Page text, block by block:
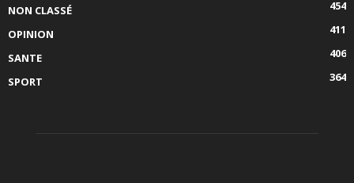
NON CLASSÉ
454
OPINION
411
SANTE
406
SPORT
364